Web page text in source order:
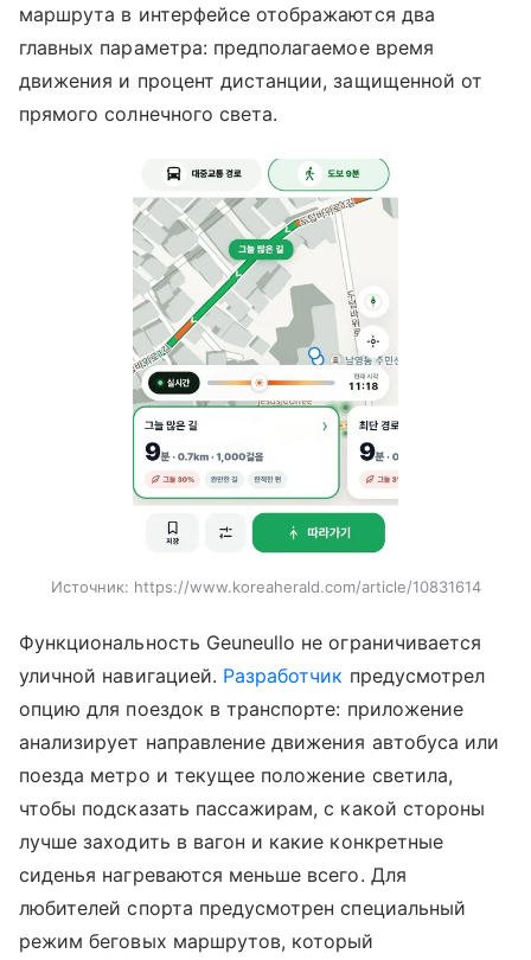
маршрута в интерфейсе отображаются два
главных параметра: предполагаемое время
движения и процент дистанции, защищенной от
прямого солнечного света.
Источник: https://www.koreaherald.com/article/10831614
Функциональность Geuneullo не ограничивается
уличной навигацией. Разработчик предусмотрел
опцию для поездок в транспорте: приложение
анализирует направление движения автобуса или
поезда метро и текущее положение светила,
чтобы подсказать пассажирам, с какой стороны
лучше заходить в вагон и какие конкретные
сиденья нагреваются меньше всего. Для
любителей спорта предусмотрен специальный
режим беговых маршрутов, который